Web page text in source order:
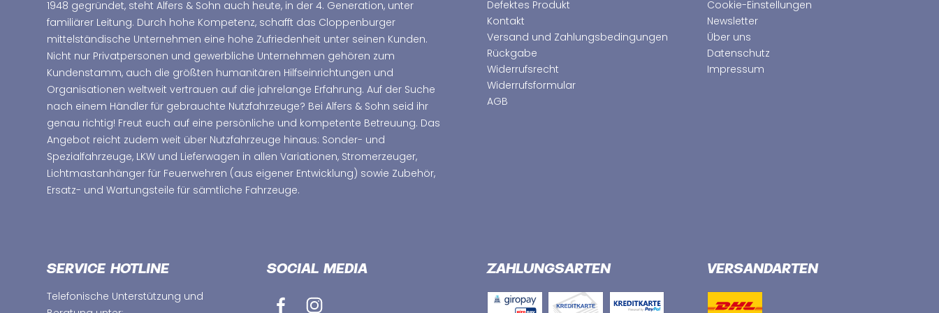
1948 gegründet, steht Alfers & Sohn auch heute, in der 4. Generation, unter
familiärer Leitung. Durch hohe Kompetenz, schafft das Cloppenburger
mittelständische Unternehmen eine hohe Zufriedenheit unter seinen Kunden.
Nicht nur Privatpersonen und gewerbliche Unternehmen gehören zum
Kundenstamm, auch die größten humanitären Hilfseinrichtungen und
Organisationen weltweit vertrauen auf die jahrelange Erfahrung. Auf der Suche
nach einem Händler für gebrauchte Nutzfahrzeuge? Bei Alfers & Sohn seid ihr
genau richtig! Freut euch auf eine persönliche und kompetente Betreuung. Das
Angebot reicht zudem weit über Nutzfahrzeuge hinaus: Sonder- und
Spezialfahrzeuge, LKW und Lieferwagen in allen Variationen, Stromerzeuger,
Lichtmastanhänger für Feuerwehren (aus eigener Entwicklung) sowie Zubehör,
Ersatz- und Wartungsteile für sämtliche Fahrzeuge.
Defektes Produkt
Kontakt
Versand und Zahlungsbedingungen
Rückgabe
Widerrufsrecht
Widerrufsformular
AGB
Cookie-Einstellungen
Newsletter
Über uns
Datenschutz
Impressum
SERVICE HOTLINE
Telefonische Unterstützung und
SOCIAL MEDIA ZAHLUNGSARTEN VERSANDARTEN